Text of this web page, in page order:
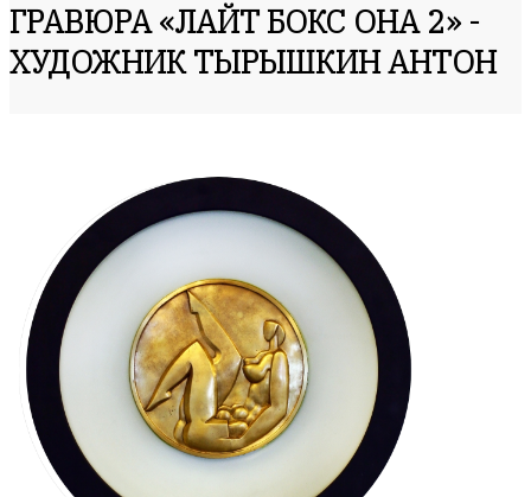
ГРАВЮРА «ЛАЙТ БОКС ОНА 2» -
ХУДОЖНИК ТЫРЫШКИН АНТОН